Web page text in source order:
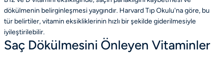
dökülmenin belirginleşmesi yaygındır. Harvard Tıp Okulu'na göre, bu
tür belirtiler, vitamin eksikliklerinin hızlı bir şekilde giderilmesiyle
iyileştirilebilir.
Saç Dökülmesini Önleyen Vitaminler